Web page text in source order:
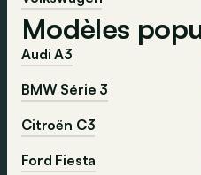
Modèles
Audi A3
BMW Série 3
Citroën C3
Ford Fiesta